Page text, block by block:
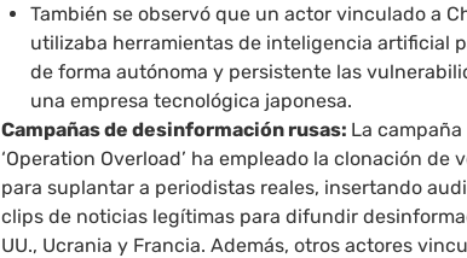
También se observó que un actor vinculado a
utilizaba herramientas de inteligencia artificial
de forma autónoma y persistente las
una empresa tecnológica japonesa.
Campañas de desinformación rusas: La
‘Operation Overload’ ha empleado la clonación de
para suplantar a periodistas reales, insertando
clips de noticias legítimas para difundir
UU., Ucrania y Francia. Además, otros actores